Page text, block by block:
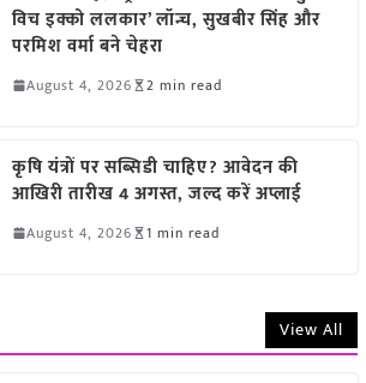
विच इक्को ललकार’ लॉन्च, सुखबीर सिंह और
परमिश वर्मा बने चेहरा
August 4, 2026 2 min read
कृषि यंत्रों पर सब्सिडी चाहिए? आवेदन की
आखिरी तारीख 4 अगस्त, जल्द करें अप्लाई
August 4, 2026 1 min read
View All